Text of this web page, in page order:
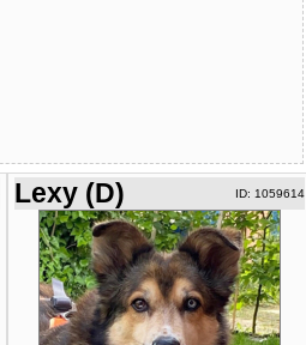
Lexy (D) ID: 1059614